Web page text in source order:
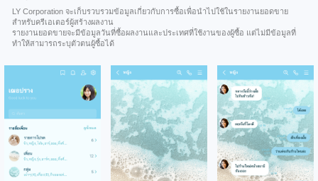
LY Corporation จะเก็บรวบรวมข้อมูลเกี่ยวกับการซื้อเพื่อนำไปใช้ในรายงานยอดขาย
สำหรับครีเอเตอร์ผู้สร้างผลงาน
รายงานยอดขายจะมีข้อมูลวันที่ซื้อผลงานและประเทศที่ใช้งานของผู้ซื้อ แต่ไม่มีข้อมูลที่
ทำให้สามารถระบุตัวตนผู้ซื้อได้